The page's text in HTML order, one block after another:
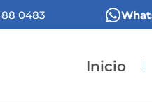
0483
Inicio